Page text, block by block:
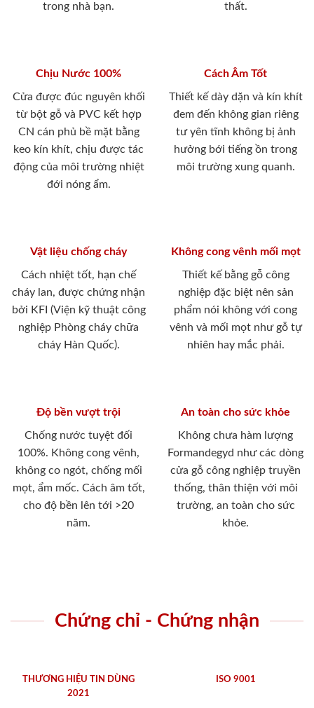
trong nhà bạn.
thất.
Chịu Nước 100%
Cửa được đúc nguyên khối
từ bột gỗ và PVC kết hợp
CN cán phủ bề mặt bằng
keo kín khít, chịu được tác
động của môi trường nhiệt
đới nóng ẩm.
Cách Âm Tốt
Thiết kế dày dặn và kín khít
đem đến không gian riêng
tư yên tĩnh không bị ảnh
hưởng bới tiếng ồn trong
môi trường xung quanh.
Vật liệu chống cháy
Cách nhiệt tốt, hạn chế
cháy lan, được chứng nhận
bởi KFI (Viện kỹ thuật công
nghiệp Phòng cháy chữa
cháy Hàn Quốc).
Không cong vênh mối mọt
Thiết kế bằng gỗ công
nghiệp đặc biệt nên sản
phẩm nói không với cong
vênh và mối mọt như gỗ tự
nhiên hay mắc phải.
Độ bền vượt trội
Chống nước tuyệt đối
100%. Không cong vênh,
không co ngót, chống mối
mọt, ẩm mốc. Cách âm tốt,
cho độ bền lên tới >20
năm.
An toàn cho sức khỏe
Không chưa hàm lượng
Formandegyd như các dòng
cửa gỗ công nghiệp truyền
thống, thân thiện với môi
trường, an toàn cho sức
khỏe.
Chứng chỉ - Chứng nhận
THƯƠNG HIỆU TIN DÙNG
2021
ISO 9001